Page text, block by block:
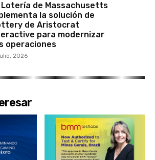
Lotería de Massachusetts
la solución de
de Aristocrat
para modernizar
operaciones
2026